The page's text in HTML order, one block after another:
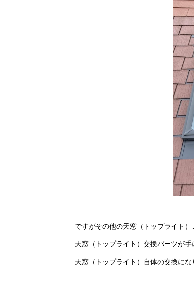
ですがその他の天窓（トップライト
天窓（トップライト）交換パーツが手
天窓（トップライト）自体の交換にな